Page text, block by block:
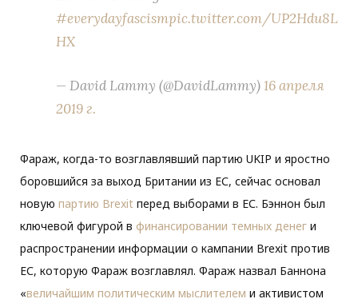
#everydayfascismpic.twitter.com/UP2Hdu8L
HX
— David Lammy (@DavidLammy)16 апреля
2019 г.
Фараж, когда-то возглавлявший партию UKIP и яростно
боровшийся за выход Британии из ЕС, сейчас основал
новую партию Brexit перед выборами в ЕС. Бэннон был
ключевой фигурой в финансировании темных денег и
распространении информации о кампании Brexit против
ЕС, которую Фараж возглавлял. Фараж назвал Баннона
«величайшим политическим мыслителем и активистом